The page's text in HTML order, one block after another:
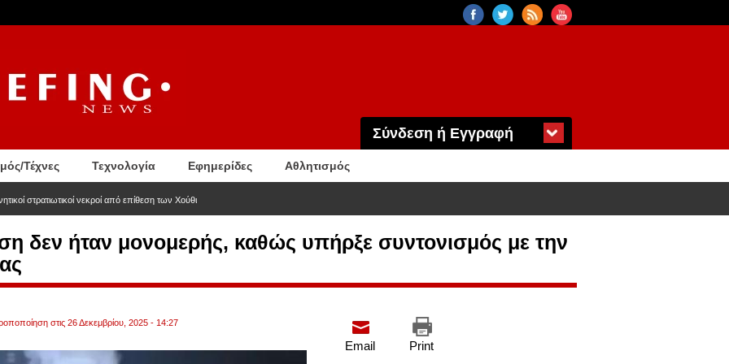
Σύνδεση ή Εγγραφή
Τέχνες Τεχνολογία Εφημερίδες Αθλητισμός
στρατιωτικοί νεκροί από επίθεση των Χούθι
δεν ήταν μονομερής, καθώς υπήρξε συντονισμός με την
στις 26 Δεκεμβρίου, 2025 - 14:27
Print
Email